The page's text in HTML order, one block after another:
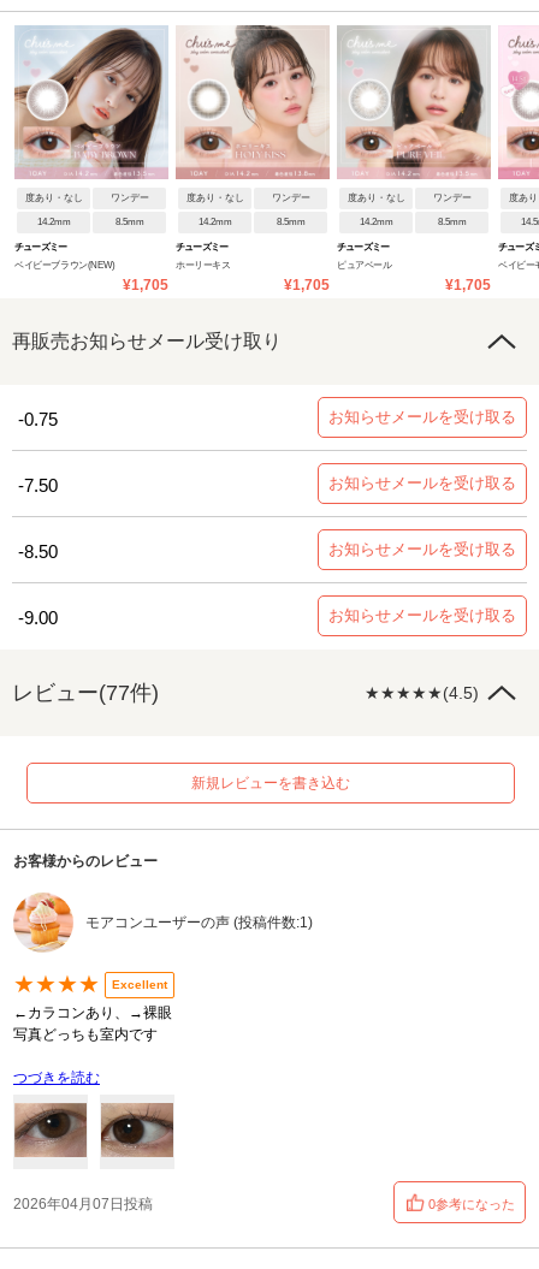
度あり・なし ワンデー
14.2mm 8.5mm
チューズミー
ベイビーブラウン(NEW)
¥1,705
度あり・なし ワンデー
14.2mm 8.5mm
チューズミー
ホーリーキス
¥1,705
度あり・なし ワンデー
14.2mm 8.5mm
チューズミー
ピュアベール
¥1,705
度あ
チューズ
ベイビー
再販売お知らせメール受け取り
-0.75 お知らせメールを受け取る
-7.50 お知らせメールを受け取る
-8.50 お知らせメールを受け取る
-9.00 お知らせメールを受け取る
レビュー(77件) ★★★★★(4.5)
新規レビューを書き込む
お客様からのレビュー
モアコンユーザーの声 (投稿件数:1)
★★★★ Excellent
←カラコンあり、→裸眼
写真どっちも室内です
つづきを読む
2026年04月07日投稿 0参考になった